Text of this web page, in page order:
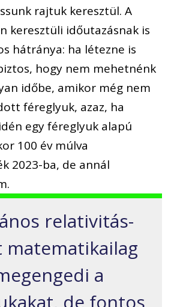
rajtuk keresztül. A
keresztüli időutazásnak is
hátránya: ha létezne is
hogy nem mehetnénk
időbe, amikor még nem
féreglyuk, azaz, ha
egy féreglyuk alapú
100 év múlva
2023-ba, de annál
relativitás-
matematikailag
a
de fontos